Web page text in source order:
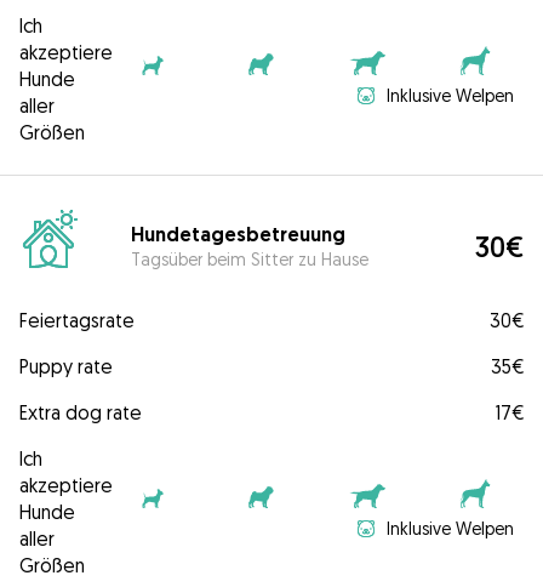
Ich
akzeptiere
Hunde
aller
Größen
Inklusive Welpen
Hundetagesbetreuung
Tagsüber beim Sitter zu Hause 30€
Feiertagsrate
30€
Puppy rate
35€
Extra dog rate
17€
Ich
akzeptiere
Hunde
aller
Größen
Inklusive Welpen